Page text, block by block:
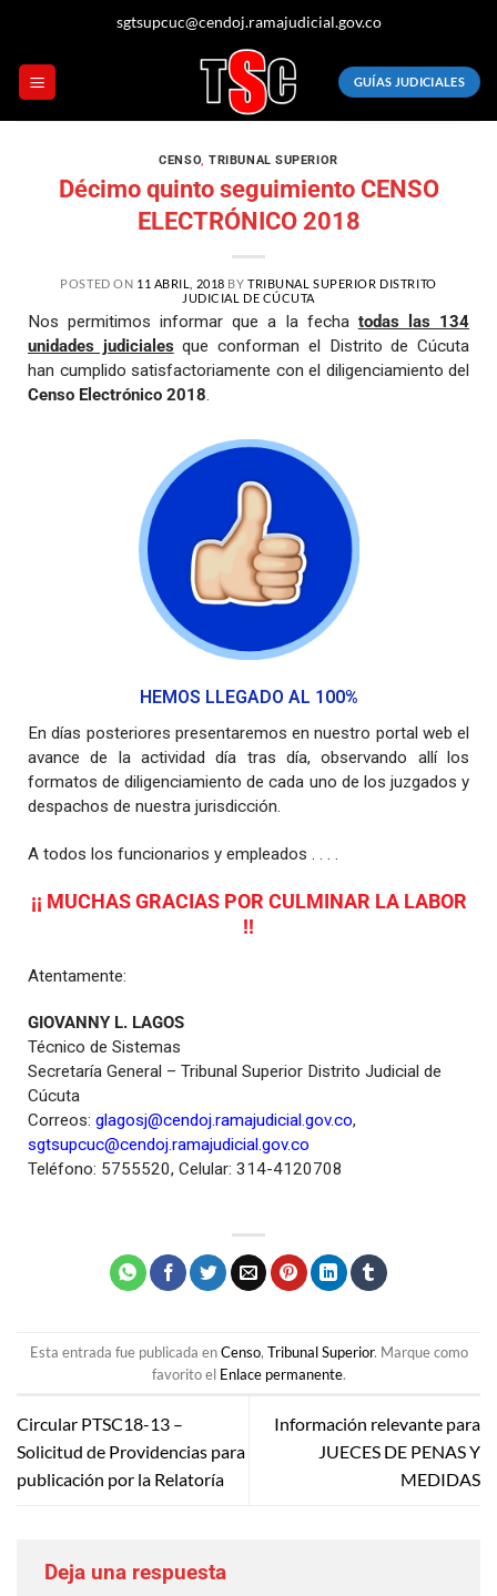
sgtsupcuc@cendoj.ramajudicial.gov.co
GUÍAS JUDICIALES
CENSO,TRIBUNAL SUPERIOR
Décimo quinto seguimiento CENSO
ELECTRÓNICO 2018
POSTED ON 11 ABRIL, 2018 BYTRIBUNAL SUPERIOR DISTRITO
JUDICIAL DE CÚCUTA
Nos permitimos informar que a la fecha todas las 134
unidades judiciales que conforman el Distrito de Cúcuta
han cumplido satisfactoriamente con el diligenciamiento del
Censo Electrónico 2018
HEMOS LLEGADO AL 100%
En días posteriores presentaremos en nuestro portal web el
avance de la actividad día tras día, observando allí los
formatos de diligenciamiento de cada uno de los juzgados y
despachos de nuestra jurisdicción.
A todos los funcionarios y empleados . . . .
¡¡ MUCHAS GRACIAS POR CULMINAR LA LABOR
!!
Atentamente:
GIOVANNY L. LAGOS
Técnico de Sistemas
Secretaría General – Tribunal Superior Distrito Judicial de
Cúcuta
Correos: glagosj@cendoj.ramajudicial.gov.co,
sgtsupcuc@cendoj.ramajudicial.gov.co
Teléfono: 5755520, Celular: 314-4120708
Esta entrada fue publicada enCenso, Tribunal Superior. Marque como
favorito el Enlace permanente.
Circular PTSC18-13 –
Solicitud de Providencias para
publicación por la Relatoría
Información relevante para
JUECES DE PENAS Y
MEDIDAS
Deja una respuesta